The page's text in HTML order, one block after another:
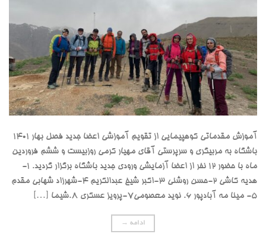
آموزش مقدماتی کوهپیمایی از تقویم آموزشی اعضا جدید فصل بهار 1401
باشگاه به مربیگری و سرپرستی آقای مهیار کرمی روزبیست و ششم فروردین
ماه با حضور 12 نفر از اعضا آزمایشی ورودی جدید باشگاه برگزار گردید. ۱-
هدیه کاشی ۲-حسن روشنی ۳-اکبر شیخ عبدالکریم ۴-شهرزاد شهابی مقدم
۵- مینا مه آبادپور ۶. نوید معصومی۷-پرویز عسکری ۸.شیما […]
ادامه →